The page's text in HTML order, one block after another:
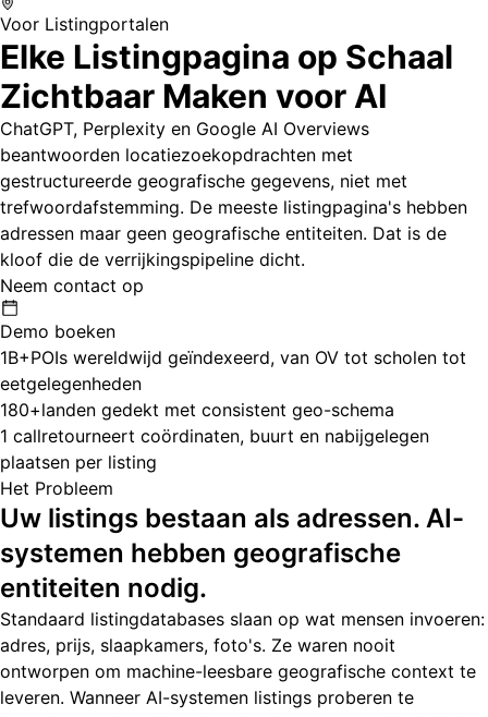
Voor Listingportalen
Elke Listingpagina op Schaal
Zichtbaar Maken voor AI
ChatGPT, Perplexity en Google AI Overviews
beantwoorden locatiezoekopdrachten met
gestructureerde geografische gegevens, niet met
trefwoordafstemming. De meeste listingpagina's hebben
adressen maar geen geografische entiteiten. Dat is de
kloof die de verrijkingspipeline dicht.
Neem contact op
Demo boeken
1B+POIs wereldwijd geïndexeerd, van OV tot scholen tot
eetgelegenheden
180+landen gedekt met consistent geo-schema
1 callretourneert coördinaten, buurt en nabijgelegen
plaatsen per listing
Het Probleem
Uw listings bestaan als adressen. AI-
systemen hebben geografische
entiteiten nodig.
Standaard listingdatabases slaan op wat mensen invoeren:
adres, prijs, slaapkamers, foto's. Ze waren nooit
ontworpen om machine-leesbare geografische context te
leveren. Wanneer AI-systemen listings proberen te